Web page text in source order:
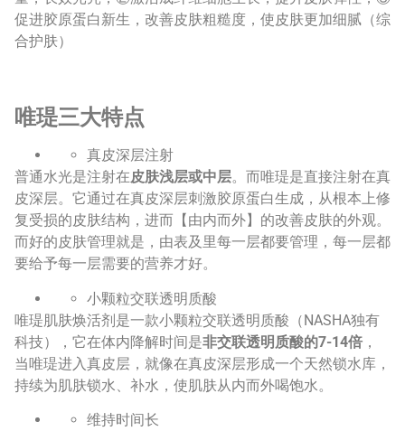
促进胶原蛋白新生，改善皮肤粗糙度，使皮肤更加细腻（综
合护肤）
唯瑅三大特点
真皮深层注射
普通水光是注射在皮肤浅层或中层。而唯瑅是直接注射在真
皮深层。它通过在真皮深层刺激胶原蛋白生成，从根本上修
复受损的皮肤结构，进而【由内而外】的改善皮肤的外观。
而好的皮肤管理就是，由表及里每一层都要管理，每一层都
要给予每一层需要的营养才好。
小颗粒交联透明质酸
唯瑅肌肤焕活剂是一款小颗粒交联透明质酸（NASHA独有
科技），它在体内降解时间是非交联透明质酸的7-14倍 ，
当唯瑅进入真皮层，就像在真皮深层形成一个天然锁水库，
持续为肌肤锁水、补水，使肌肤从内而外喝饱水。
维持时间长